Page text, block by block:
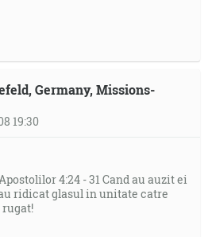
Germany, Missions-
19:30
4:24 - 31 Cand au auzit ei
ridicat glasul in unitate catre
rugat!